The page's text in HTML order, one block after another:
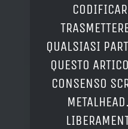
QUALSIASI
QUESTO
CONSENSO